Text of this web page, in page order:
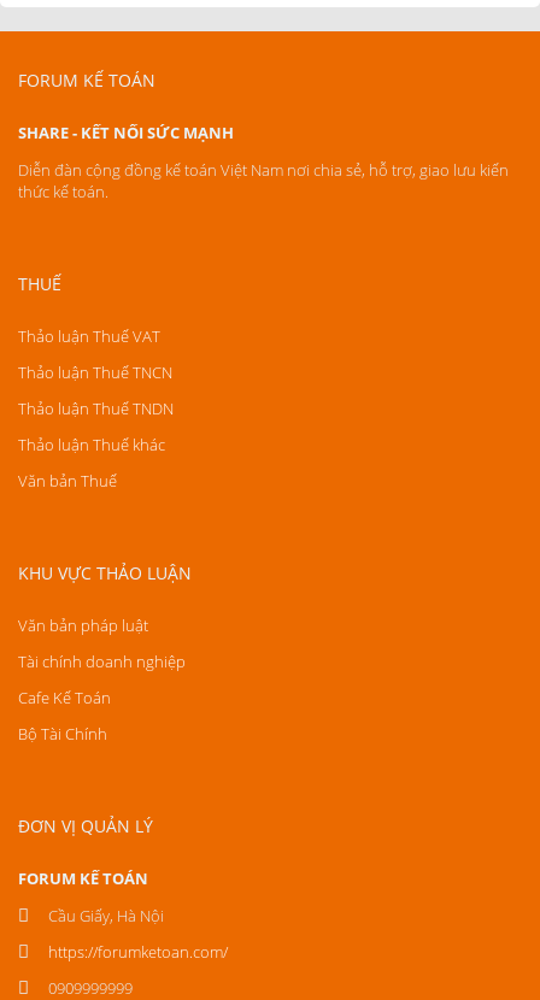
FORUM KẾ TOÁN
SHARE - KẾT NỐI SỨC MẠNH
Diễn đàn cộng đồng kế toán Việt Nam nơi chia sẻ, hỗ trợ, giao lưu kiến
thức kế toán.
THUẾ
Thảo luận Thuế VAT
Thảo luận Thuế TNCN
Thảo luận Thuế TNDN
Thảo luận Thuế khác
Văn bản Thuế
KHU VỰC THẢO LUẬN
Văn bản pháp luật
Tài chính doanh nghiệp
Cafe Kế Toán
Bộ Tài Chính
ĐƠN VỊ QUẢN LÝ
FORUM KẾ TOÁN
Cầu Giấy, Hà Nội
https://forumketoan.com/
0909999999